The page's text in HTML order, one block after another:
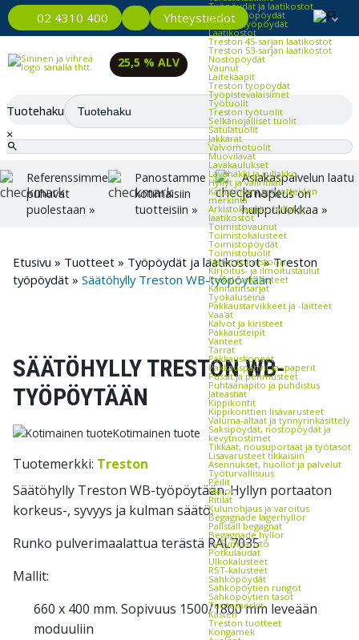
02 4310 400 Yhteystiedot
Työpöydät ja laatikostot
Kevyet työpöydät
Raskaat työpöydät
Laatikostot
Treston 45-sarjan laatikostot
Treston 53-sarjan laatikostot
Nostopöydät
Vaunut
Laitekaapit
Treston työpöydät
Työpistevalaisimet
Työtuolit
Treston työtuolit
Selkänojalliset tuolit
Satulatuolit
Jakkarat
Valvomotuolit
Muovilavat
Lavakaulukset
Lavahäkki ja rullakko
Hyllyt ja väliritilät
Kalusteiden ja tuotteiden
merkintä
Arkistokaapit, -hyllyt ja -
laatikostot
Toimistovaunut
Toimistokalusteet
Toimistopöydät
Toimistotuolit
Matot toimistoon
Kirjoitus- ja ilmoitustaulut
Reikälevykalusteet
Kannatinsarjat
Työkaluseinä
Pakkaustarvikkeet ja -laitteet
Vaa'at
Kalvot ja kiristeet
Pakkausteipit
Vanteet
Tarrat
Pakkauskoneet
Pakkauspahvit ja -paperit
Pussit ja pehmusteet
Puhtaanapito ja puhdistus
Jäteastiat
Kippikontit
Kippikonttien lisävarusteet
Valuma-altaat ja tynnyrinkäsittely
Saksipöydät, nostopöydät ja
kevytnostimet
Tikkaat, nousuportaat ja työtasot
Lisävarusteet tikkaisiin
Asennukset, huollot ja palvelut
Työturvallisuus
Peilit
Matot
Ritilät
Kulunohjaus ja varoitus
Begagnade lagerhyllor
Pallställ begagnat
Begagnade hyllor
Työympäristö
Potkulaudat
Ulkokalusteet
RST-kalusteet
Sähköpöydät
Sähköpöytien rungot
Sähköpöytien tasot
Tuotemerkit
Kasten
Treston tuotteet
Kongamek
25,5 % ALV
Tuotehaku
×
Referenssimme
puhuvat
puolestaan »
Panostamme
kotimaisiin
tuotteisiin »
Asiakaspalvelun laatu
ja nopeus on
huippuluokkaa »
Etusivu » Tuotteet » Työpöydät ja laatikostot»Treston
työpöydät » Säätöhylly Treston WB-työpöytään
SÄÄTÖHYLLY TRESTON WB-
TYÖPÖYTÄÄN
Kotimainen tuote
Tuotemerkki: Treston
Säätöhylly Treston WB-työpöytään. Hyllyn portaaton
korkeus-, syvyys ja kulman säätö.
Runko pulverimaalattua terästä RAL7035
Mallit:
660 x 400 mm. Sopivuus 1500/1800 mm leveään
moduuliin